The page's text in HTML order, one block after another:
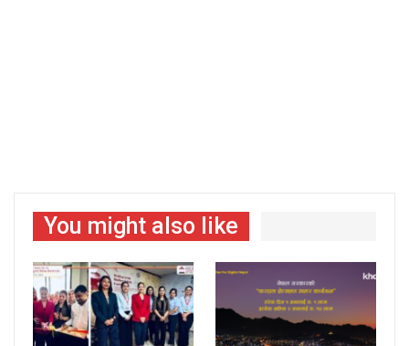
You might also like